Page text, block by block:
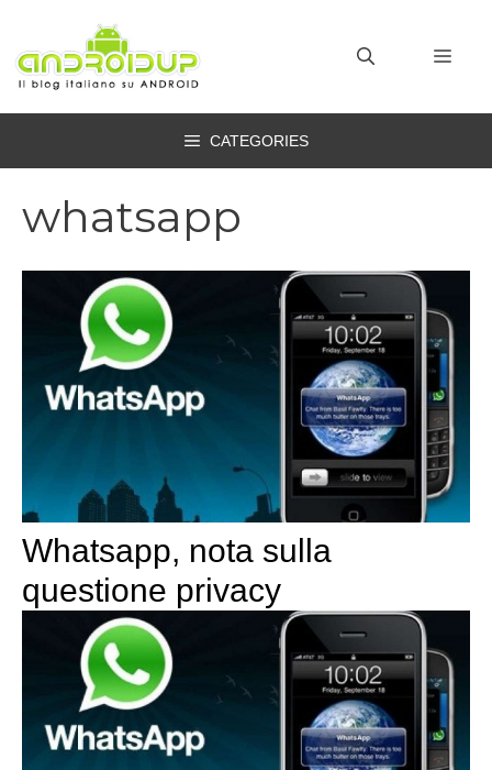
contenuto
CATEGORIES
whatsapp
Whatsapp, nota sulla
questione privacy